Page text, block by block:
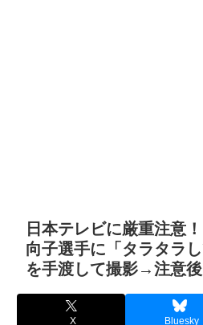
日本テレビに厳重注意
向子選手に「タラタラ
を手渡して撮影→注意
X Bluesky